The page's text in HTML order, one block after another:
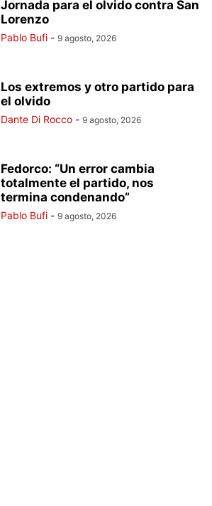
Jornada para el olvido contra San
Lorenzo
Pablo Bufi - 9 agosto, 2026
Los extremos y otro partido para
el olvido
Dante Di Rocco - 9 agosto, 2026
Fedorco: “Un error cambia
totalmente el partido, nos
termina condenando”
Pablo Bufi - 9 agosto, 2026